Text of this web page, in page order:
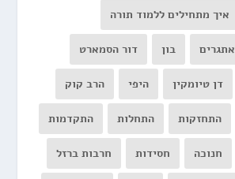
איך מתחילים ללמוד תורה
אתגרים בון דור הסמארט
דן טיומקין היפי הרב קוק
התחזקות התחלות התקדמות
חנוכה חסידות חרבות ברזל